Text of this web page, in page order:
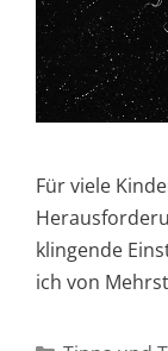
Für viele
klingende
ich von